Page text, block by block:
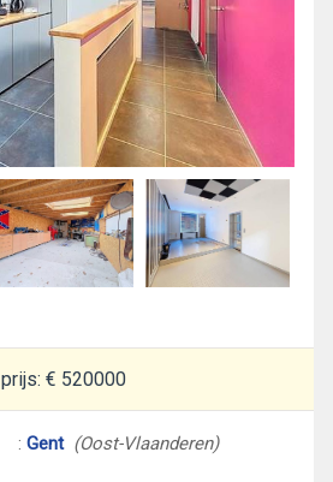
prijs: € 520000
: Gent (Oost-Vlaanderen)